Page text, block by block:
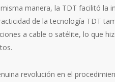
manera, la TDT facilitó la
de la tecnología TDT
a cable o satélite, lo que
revolución en el